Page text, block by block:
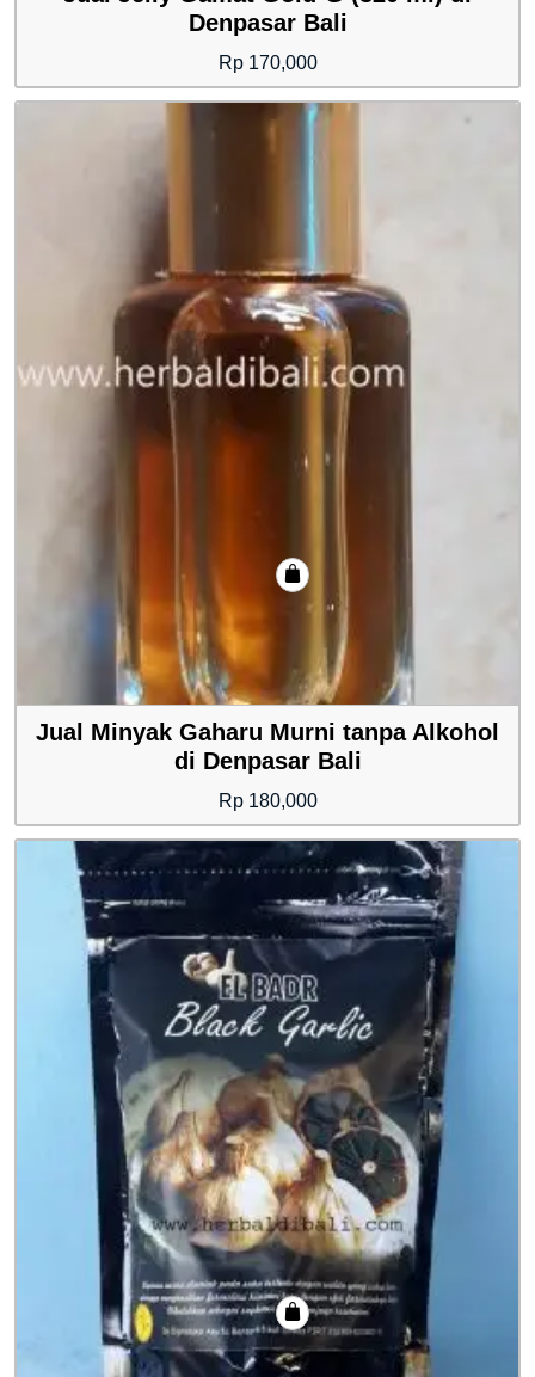
Denpasar Bali
Rp170,000
Jual Minyak Gaharu Murni tanpa Alkohol
di Denpasar Bali
Rp180,000